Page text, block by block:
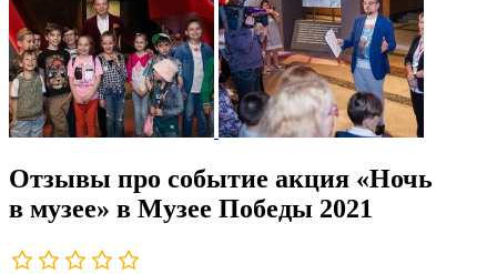
Отзывы про событие акция «Ночь
в музее» в Музее Победы 2021